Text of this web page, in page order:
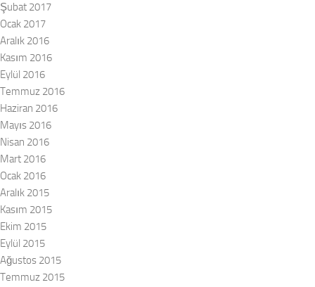
Şubat 2017
Ocak 2017
Aralık 2016
Kasım 2016
Eylül 2016
Temmuz 2016
Haziran 2016
Mayıs 2016
Nisan 2016
Mart 2016
Ocak 2016
Aralık 2015
Kasım 2015
Ekim 2015
Eylül 2015
Ağustos 2015
Temmuz 2015